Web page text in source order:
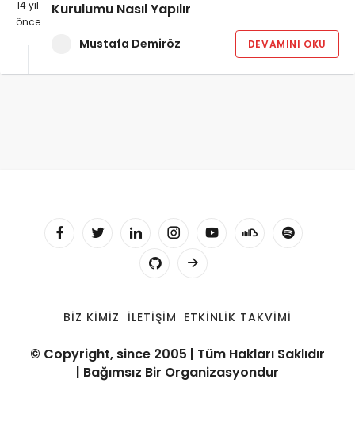
14 yıl
önce
Kurulumu Nasıl Yapılır
Mustafa Demiröz DEVAMINI OKU
BIZ KIMIZ İLETIŞIM ETKINLIK TAKVIMI
© Copyright, since 2005 | Tüm Hakları Saklıdır
| Bağımsız Bir Organizasyondur